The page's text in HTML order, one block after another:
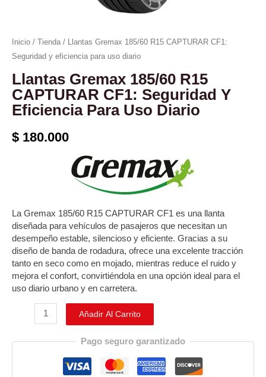
Inicio / Tienda / Llantas Gremax 185/60 R15 CAPTURAR CF1:
Seguridad y eficiencia para uso diario
Llantas Gremax 185/60 R15
CAPTURAR CF1: Seguridad Y
Eficiencia Para Uso Diario
$ 180.000
La Gremax 185/60 R15 CAPTURAR CF1 es una llanta
diseñada para vehículos de pasajeros que necesitan un
desempeño estable, silencioso y eficiente. Gracias a su
diseño de banda de rodadura, ofrece una excelente tracción
tanto en seco como en mojado, mientras reduce el ruido y
mejora el confort, convirtiéndola en una opción ideal para el
uso diario urbano y en carretera.
Añadir Al Carrito
Pago seguro garantizado